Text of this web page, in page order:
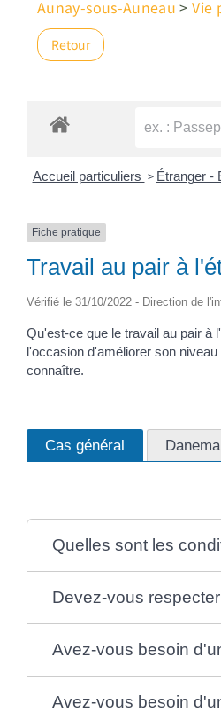
Aunay-sous-Auneau >Vie
Retour
Accueil particuliers > Étranger -
Fiche pratique
Travail au pair à
Vérifié le 31/10/2022 - Direction de
Qu'est-ce que le travail au pair à
l'occasion d'améliorer son
connaître.
Cas général
Quelles sont les
Devez-vous
Avez-vous besoin
Avez-vous besoin